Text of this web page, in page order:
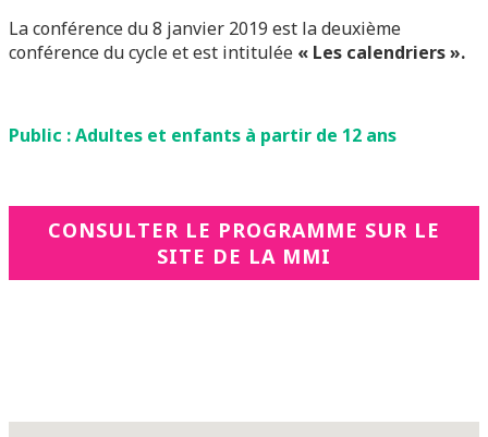
La conférence du 8 janvier 2019 est la deuxième
conférence du cycle et est intitulée « Les calendriers ».
Public : Adultes et enfants à partir de 12 ans
CONSULTER LE PROGRAMME SUR LE
SITE DE LA MMI